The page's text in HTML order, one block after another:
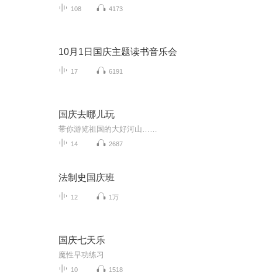
108 4173
10月1日国庆主题读书音乐会
17 6191
国庆去哪儿玩
带你游览祖国的大好河山……
14 2687
法制史国庆班
12 1万
国庆七天乐
魔性早功练习
10 1518